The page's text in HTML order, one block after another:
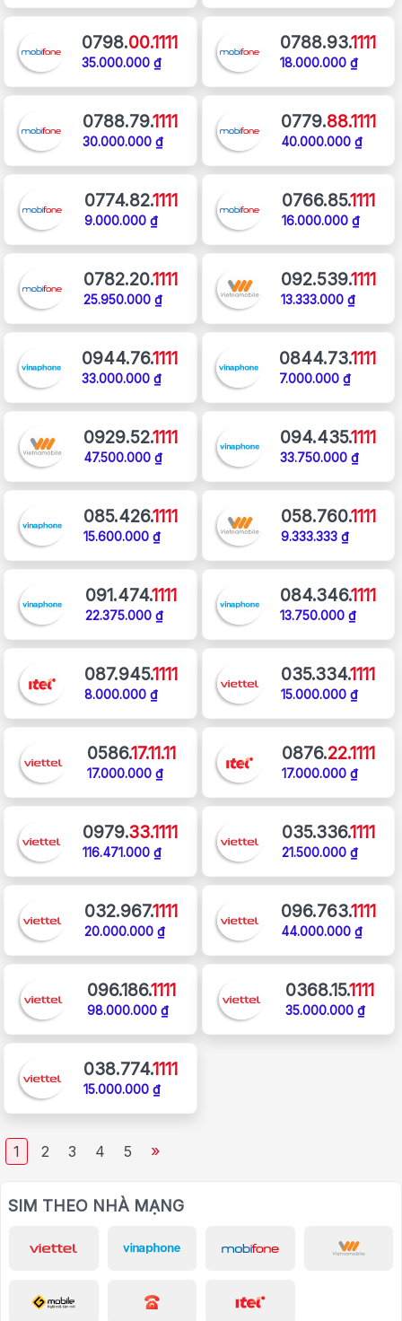
0798.00.1111
35.000.000 ₫
0788.93.1111
18.000.000 ₫
0788.79.1111
30.000.000 ₫
0779.88.1111
40.000.000 ₫
0774.82.1111
9.000.000 ₫
0766.85.1111
16.000.000 ₫
0782.20.1111
25.950.000 ₫
092.539.1111
13.333.000 ₫
0944.76.1111
33.000.000 ₫
0844.73.1111
7.000.000 ₫
0929.52.1111
47.500.000 ₫
094.435.1111
33.750.000 ₫
085.426.1111
15.600.000 ₫
058.760.1111
9.333.333 ₫
091.474.1111
22.375.000 ₫
084.346.1111
13.750.000 ₫
087.945.1111
8.000.000 ₫
035.334.1111
15.000.000 ₫
0586.17.11.11
17.000.000 ₫
0876.22.1111
17.000.000 ₫
0979.33.1111
116.471.000 ₫
035.336.1111
21.500.000 ₫
032.967.1111
20.000.000 ₫
096.763.1111
44.000.000 ₫
096.186.1111
98.000.000 ₫
0368.15.1111
35.000.000 ₫
038.774.1111
15.000.000 ₫
1 2 3 4 5 »
SIM THEO NHÀ MẠNG